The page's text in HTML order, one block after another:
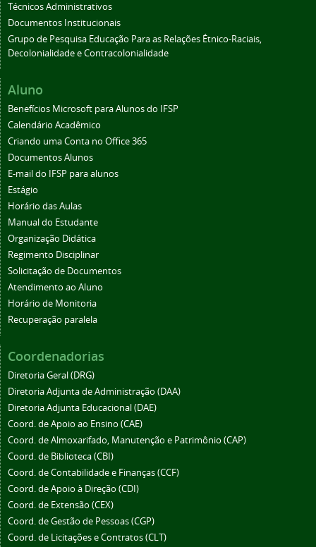
Técnicos Administrativos
Documentos Institucionais
Grupo de Pesquisa Educação Para as Relações Étnico-Raciais,
Decolonialidade e Contracolonialidade
Aluno
Benefícios Microsoft para Alunos do IFSP
Calendário Acadêmico
Criando uma Conta no Office 365
Documentos Alunos
E-mail do IFSP para alunos
Estágio
Horário das Aulas
Manual do Estudante
Organização Didática
Regimento Disciplinar
Solicitação de Documentos
Atendimento ao Aluno
Horário de Monitoria
Recuperação paralela
Coordenadorias
Diretoria Geral (DRG)
Diretoria Adjunta de Administração (DAA)
Diretoria Adjunta Educacional (DAE)
Coord. de Apoio ao Ensino (CAE)
Coord. de Almoxarifado, Manutenção e Patrimônio (CAP)
Coord. de Biblioteca (CBI)
Coord. de Contabilidade e Finanças (CCF)
Coord. de Apoio à Direção (CDI)
Coord. de Extensão (CEX)
Coord. de Gestão de Pessoas (CGP)
Coord. de Licitações e Contratos (CLT)